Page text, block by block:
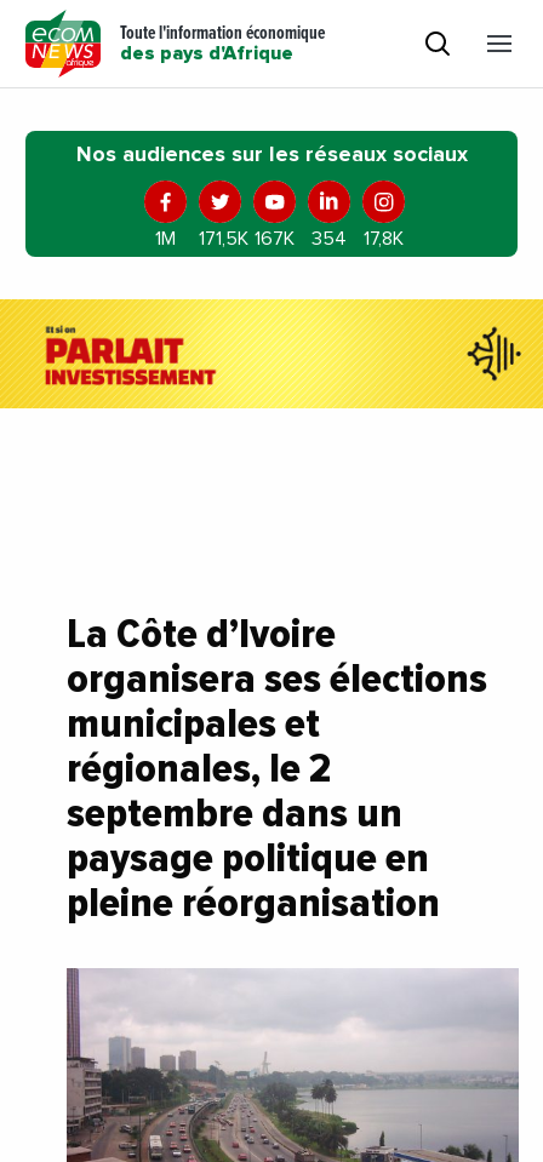
Toute l'information économique
des pays d'Afrique
Nos audiences sur les réseaux sociaux
1M 171,5K 167K 354 17,8K
La Côte d’Ivoire
organisera ses élections
municipales et
régionales, le 2
septembre dans un
paysage politique en
pleine réorganisation